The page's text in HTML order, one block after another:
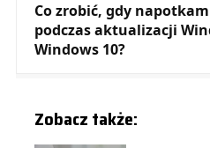
Co zrobić, gdy
podczas aktualizacji
Windows 10?
Zobacz także: